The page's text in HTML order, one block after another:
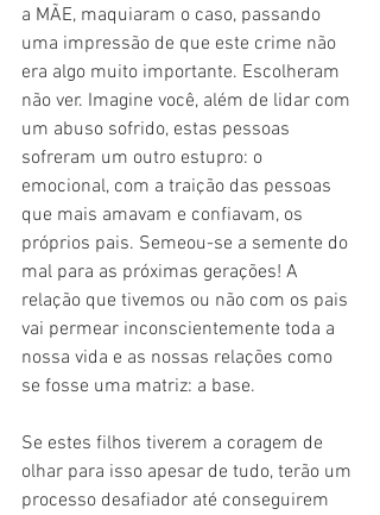
a MÃE, maquiaram o caso, passando
uma impressão de que este crime não
era algo muito importante. Escolheram
não ver. Imagine você, além de lidar com
um abuso sofrido, estas pessoas
sofreram um outro estupro: o
emocional, com a traição das pessoas
que mais amavam e confiavam, os
próprios pais. Semeou-se a semente do
mal para as próximas gerações! A
relação que tivemos ou não com os pais
vai permear inconscientemente toda a
nossa vida e as nossas relações como
se fosse uma matriz: a base.
Se estes filhos tiverem a coragem de
olhar para isso apesar de tudo, terão um
processo desafiador até conseguirem